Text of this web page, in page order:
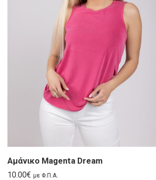
Αμάνικο Magenta Dream
10.00€ με Φ.Π.Α.